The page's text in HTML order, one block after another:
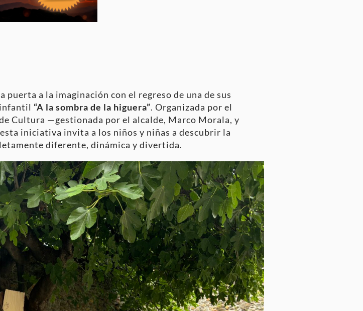
a la imaginación con el regreso de una de sus
“A la sombra de la higuera”. Organizada por el
Cultura —gestionada por el alcalde, Marco Morala, y
iniciativa invita a los niños y niñas a descubrir la
diferente, dinámica y divertida.